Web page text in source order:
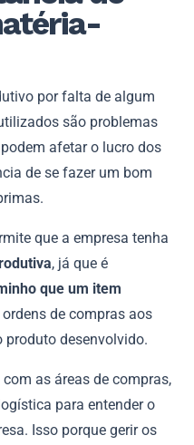
por falta de algum
são problemas
afetar o lucro dos
de se fazer um bom
que a empresa tenha
, já que é
que um item
de compras aos
produto desenvolvido.
as áreas de compras,
para entender o
Isso porque gerir os